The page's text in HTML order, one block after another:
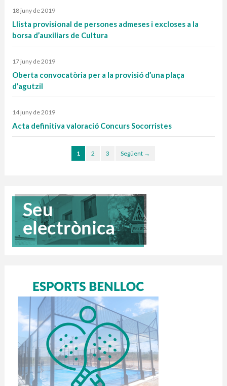
18 juny de 2019
Llista provisional de persones admeses i excloses a la
borsa d’auxiliars de Cultura
17 juny de 2019
Oberta convocatòria per a la provisió d’una plaça
d’agutzil
14 juny de 2019
Acta definitiva valoració Concurs Socorristes
1 2 3 Següent →